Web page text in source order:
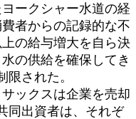
ークシャー水道の経
者からの記録的な不
の給与増大を自ら決
の供給を確保してき
された。
ックスは企業を売却
同出資者は、それぞ